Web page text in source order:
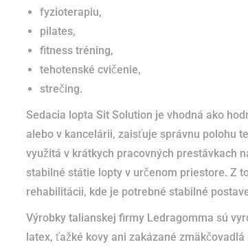
fyzioterapiu,
pilates,
fitness tréning,
tehotenské cvičenie,
strečing.
Sedacia lopta Sit Solution je vhodná ako
alebo v kancelárii, zaisťuje správnu polohu
využitá v krátkych pracovných prestávkach
stabilné státie lopty v určenom priestore. Z
rehabilitácii, kde je potrebné stabilné
Výrobky talianskej firmy Ledragomma sú
latex, ťažké kovy ani zakázané